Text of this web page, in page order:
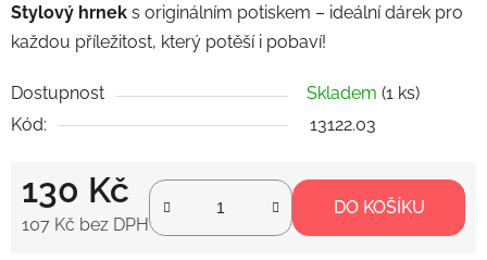
Stylový hrnek s originálním potiskem – ideální dárek pro
každou příležitost, který potěší i pobaví!
Dostupnost Skladem (1 ks)
Kód:
13122.03
130 Kč
107 Kč bez DPH
DO KOŠÍKU